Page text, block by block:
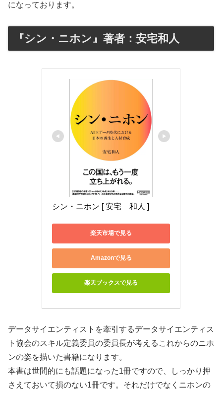
になっております。
『シン・ニホン』著者：安宅和人
シン・ニホン [ 安宅　和人 ]
楽天市場で見る
Amazonで見る
楽天ブックスで見る
データサイエンティストを牽引するデータサイエンティス
ト協会のスキル定義委員の委員長が考えるこれからのニホ
ンの姿を描いた書籍になります。
本書は世間的にも話題になった1冊ですので、しっかり押
さえておいて損のない1冊です。それだけでなくニホンの